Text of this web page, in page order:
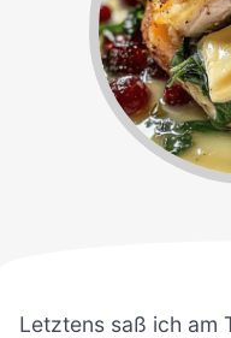
Letztens saß ich am